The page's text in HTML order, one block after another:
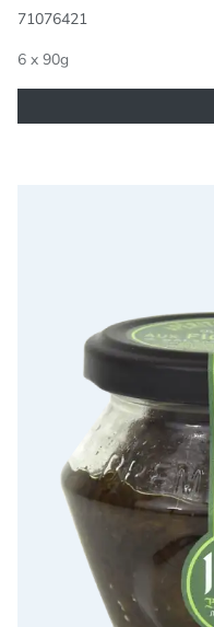
71076421
6 x 90g